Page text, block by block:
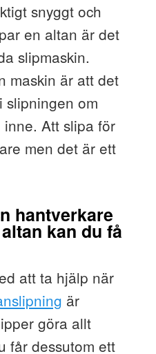
snyggt och
en altan är det
slipmaskin.
maskin är att det
slipningen om
Att slipa för
men det är ett
hantverkare
kan du få
att ta hjälp när
är
göra allt
får dessutom ett